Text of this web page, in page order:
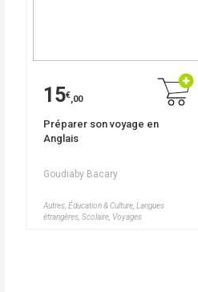
15€,00
Préparer son voyage en
Anglais
Goudiaby Bacary
Autres, Éducation & Culture, Langues
étrangères, Scolaire, Voyages